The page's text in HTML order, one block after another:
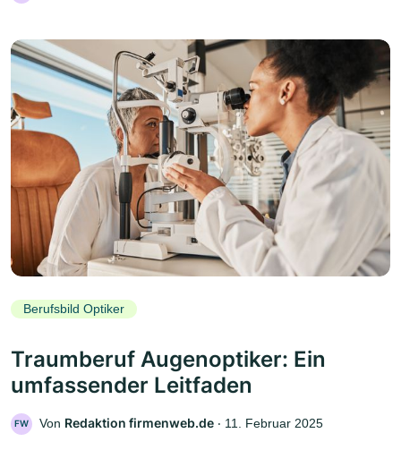
Berufsbild Optiker
Traumberuf Augenoptiker: Ein
umfassender Leitfaden
FW Von Redaktion firmenweb.de ‧ 11. Februar 2025